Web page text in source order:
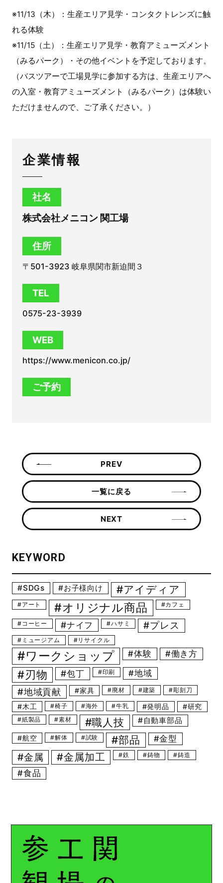
※11/13（木）：生産エリア見学・コンタクトレンズに触
れる体験
※11/15（土）：生産エリア見学・教育アミューズメント
（みるパーク）
・その他イベントを予定しております。
（バスツアーで工場見学に参加する方は、生産エリアへ
の入室・教育アミューズメント（みるパーク）は体験い
ただけませんので、ご了承ください。）
企業情報
社名
株式会社メニコン 関工場
住所
〒501-3923 岐阜県関市新迫間３
TEL
0575-23-3939
WEB
https://www.menicon.co.jp/
ご予約
PREV
一覧に戻る
NEXT
KEYWORD
SDGs お子様向け アイディア
アート オリジナル商品 カフェ
コーヒー ナイフ ハサミ プレス
ミュージアム リサイクル
ワークショップ 体験 働き方
刃物 包丁 印刷 地域
地域貢献 家具 廃材 建築 彫刻刀
木工 椅子 海外 牛乳 発明品 研究
紙製品 素材 職人技 自動車部品
航空 解体 試験 部品 金型
金属 金属加工 鉄 鋳物 鋳造
食品